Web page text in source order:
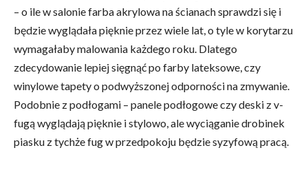
– o ile w salonie farba akrylowa na ścianach sprawdzi się i
będzie wyglądała pięknie przez wiele lat, o tyle w korytarzu
wymagałaby malowania każdego roku. Dlatego
zdecydowanie lepiej sięgnąć po farby lateksowe, czy
winylowe tapety o podwyższonej odporności na zmywanie.
Podobnie z podłogami – panele podłogowe czy deski z v-
fugą wyglądają pięknie i stylowo, ale wyciąganie drobinek
piasku z tychże fug w przedpokoju będzie syzyfową pracą.